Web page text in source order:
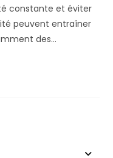
constante et éviter
peuvent entraîner
des…